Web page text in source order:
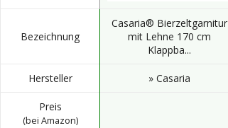
Bezeichnung
Casaria® Bierzeltgarnitur
mit Lehne 170 cm
Klappba...
Hersteller » Casaria
Preis
(bei Amazon)